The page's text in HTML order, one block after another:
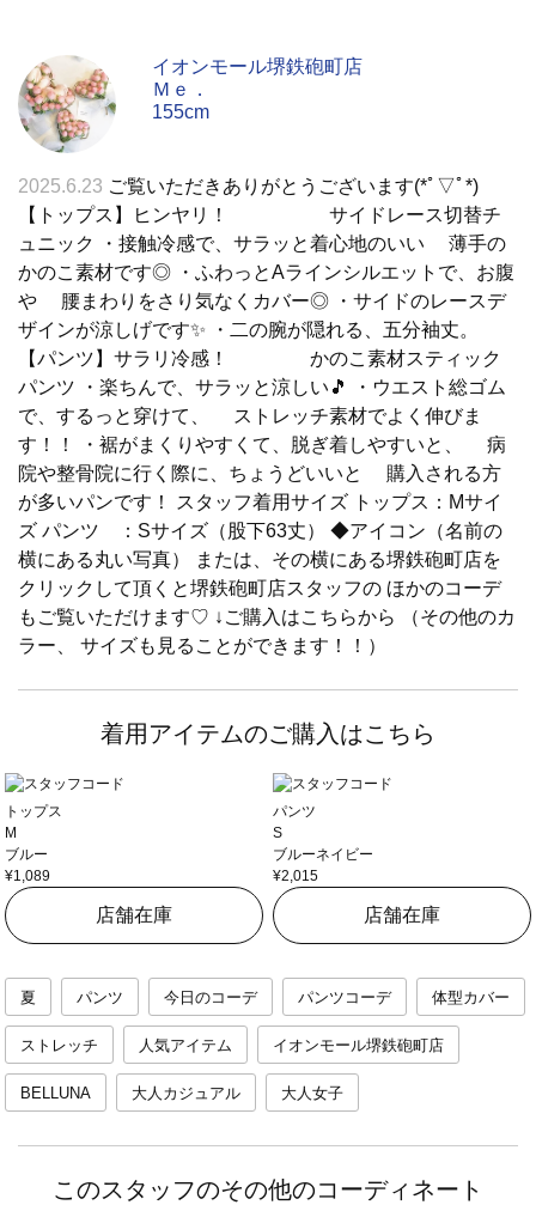
イオンモール堺鉄砲町店
Ｍｅ．
155cm
2025.6.23 ご覧いただきありがとうございます(*ﾟ▽ﾟ*)
【トップス】ヒンヤリ！ サイドレース切替チ
ュニック ・接触冷感で、サラッと着心地のいい 薄手の
かのこ素材です◎ ・ふわっとAラインシルエットで、お腹
や 腰まわりをさり気なくカバー◎ ・サイドのレースデ
ザインが涼しげです✨ ・二の腕が隠れる、五分袖丈。
【パンツ】サラリ冷感！ かのこ素材スティック
パンツ ・楽ちんで、サラッと涼しい🎵 ・ウエスト総ゴム
で、するっと穿けて、 ストレッチ素材でよく伸びま
す！！ ・裾がまくりやすくて、脱ぎ着しやすいと、 病
院や整骨院に行く際に、ちょうどいいと 購入される方
が多いパンです！ スタッフ着用サイズ トップス：Mサイ
ズ パンツ ：Sサイズ（股下63丈） ◆アイコン（名前の
横にある丸い写真） または、その横にある堺鉄砲町店を
クリックして頂くと堺鉄砲町店スタッフの ほかのコーデ
もご覧いただけます♡ ↓ご購入はこちらから （その他のカ
ラー、 サイズも見ることができます！！）
着用アイテムのご購入はこちら
トップス
M
ブルー
¥1,089
店舗在庫
パンツ
S
ブルーネイビー
¥2,015
店舗在庫
夏 パンツ 今日のコーデ パンツコーデ 体型カバー
ストレッチ 人気アイテム イオンモール堺鉄砲町店
BELLUNA 大人カジュアル 大人女子
このスタッフのその他のコーディネート